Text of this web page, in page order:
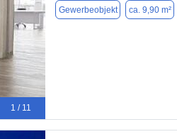
1 / 11
Gewerbeobjekt ca. 9,90 m²